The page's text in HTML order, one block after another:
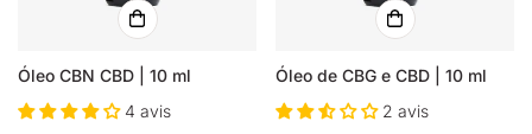
Óleo CBN CBD | 10 ml
4 avis
Óleo de CBG e CBD | 10 ml
2 avis